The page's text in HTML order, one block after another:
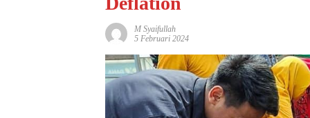
M Syaifullah
5 Februari 2024